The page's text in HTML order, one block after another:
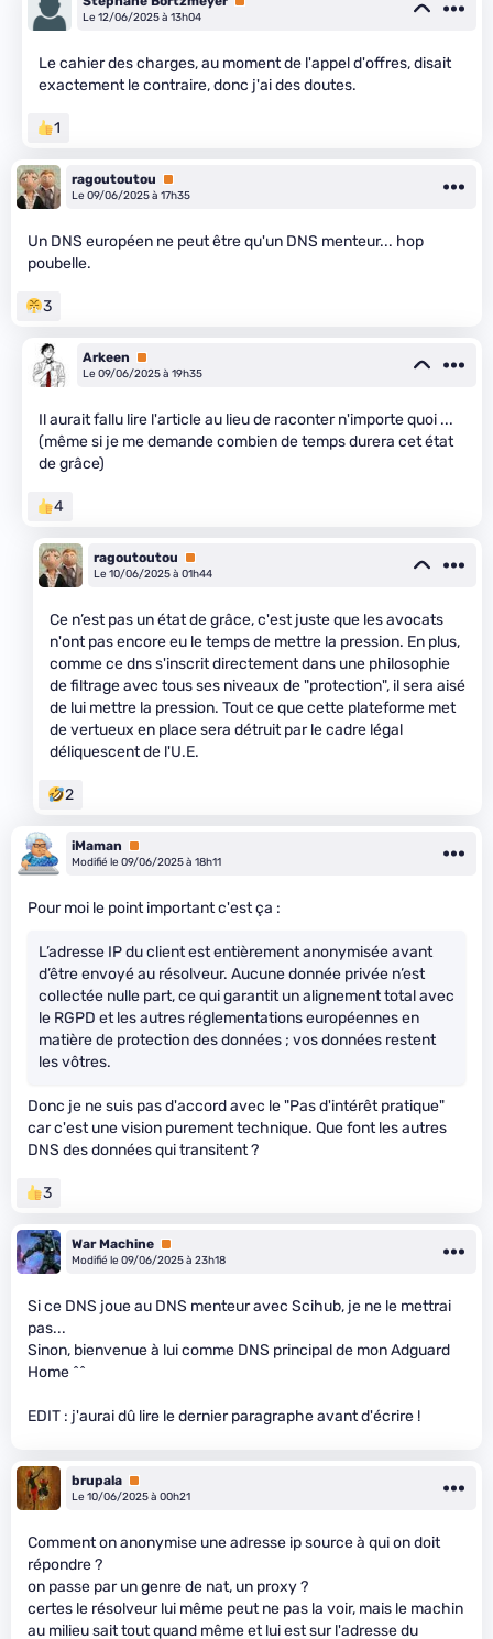
Le 12/06/2025 à 13h04
Le cahier des charges, au moment de l'appel d'offres, disait
exactement le contraire, donc j'ai des doutes.
1
ragoutoutou
Premium
Le 09/06/2025 à 17h35
Un DNS européen ne peut être qu'un DNS menteur... hop
poubelle.
3
Arkeen
Premium
Le 09/06/2025 à 19h35
Il aurait fallu lire l'article au lieu de raconter n'importe quoi ...
(même si je me demande combien de temps durera cet état
de grâce)
4
ragoutoutou
Premium
Le 10/06/2025 à 01h44
Ce n’est pas un état de grâce, c'est juste que les avocats
n'ont pas encore eu le temps de mettre la pression. En plus,
comme ce dns s'inscrit directement dans une philosophie
de filtrage avec tous ses niveaux de "protection", il sera aisé
de lui mettre la pression. Tout ce que cette plateforme met
de vertueux en place sera détruit par le cadre légal
déliquescent de l'U.E.
2
iMaman
Premium
Modifié le 09/06/2025 à 18h11
Pour moi le point important c'est ça :
L’adresse IP du client est entièrement anonymisée avant
d’être envoyé au résolveur. Aucune donnée privée n’est
collectée nulle part, ce qui garantit un alignement total avec
le RGPD et les autres réglementations européennes en
matière de protection des données ; vos données restent
les vôtres.
Donc je ne suis pas d'accord avec le "Pas d'intérêt pratique"
car c'est une vision purement technique. Que font les autres
DNS des données qui transitent ?
3
War Machine Premium
Modifié le 09/06/2025 à 23h18
Si ce DNS joue au DNS menteur avec Scihub, je ne le mettrai
pas...
Sinon, bienvenue à lui comme DNS principal de mon Adguard
Home ^^
EDIT : j'aurai dû lire le dernier paragraphe avant d'écrire !
brupala Premium
Le 10/06/2025 à 00h21
Comment on anonymise une adresse ip source à qui on doit
répondre ?
on passe par un genre de nat, un proxy ?
certes le résolveur lui même peut ne pas la voir, mais le machin
au milieu sait tout quand même et lui est sur l'adresse du